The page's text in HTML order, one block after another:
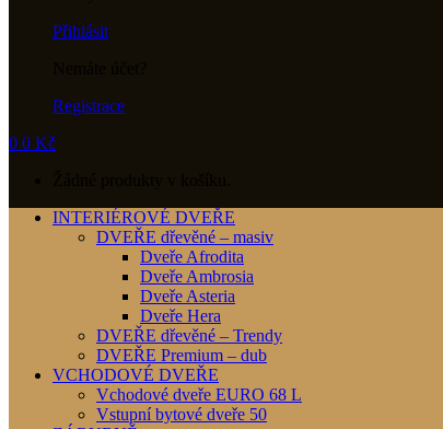
Přihlásit
Registrace
0 0 Kč
INTERIÉROVÉ DVEŘE
DVEŘE dřevěné – masiv
Dveře Afrodita
Dveře Ambrosia
Dveře Asteria
Dveře Hera
DVEŘE dřevěné – Trendy
DVEŘE Premium – dub
VCHODOVÉ DVEŘE
Vchodové dveře EURO 68 L
Vstupní bytové dveře 50